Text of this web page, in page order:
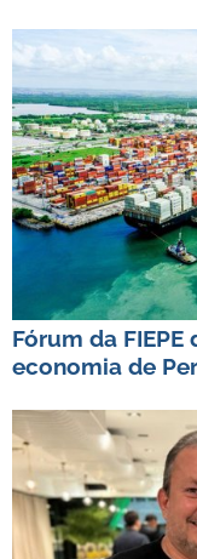
Fórum da
economia de